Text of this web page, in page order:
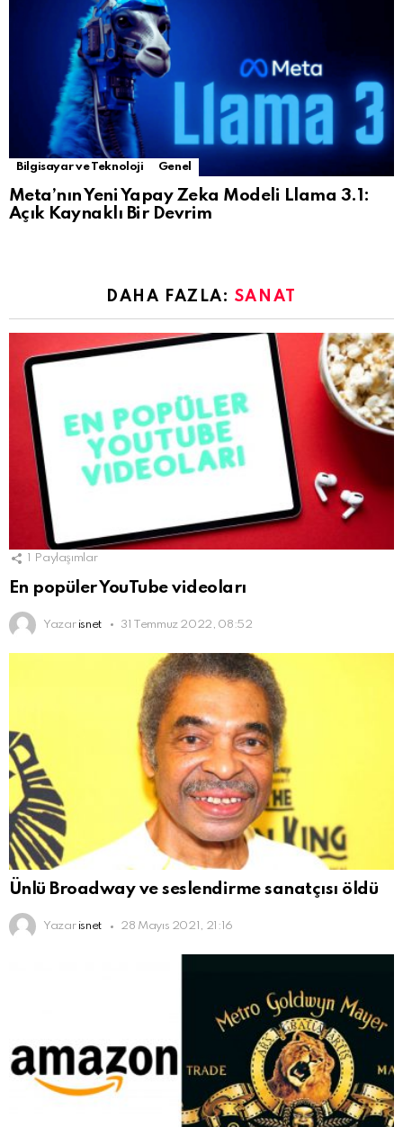
Bilgisayar ve Teknoloji Genel
Meta’nın Yeni Yapay Zeka Modeli Llama 3.1:
Açık Kaynaklı Bir Devrim
DAHA FAZLA: SANAT
1 Paylaşımlar
En popüler YouTube videoları
Yazar isnet 31 Temmuz 2022, 08:52
Ünlü Broadway ve seslendirme sanatçısı öldü
Yazar isnet 28 Mayıs 2021, 21:16